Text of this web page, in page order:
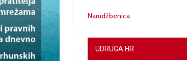
Narudžbenica
UDRUGA.HR